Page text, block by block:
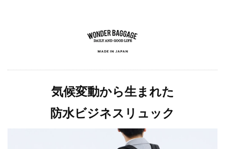
気候変動から生まれた
防水ビジネスリュック